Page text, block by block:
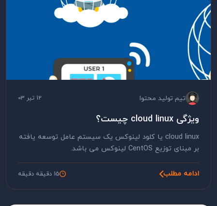
تیم تولید محتوا 12 تیر 03
ویژگی cloud linux چیست؟
cloud linux یا کلود لینوکس یک سیستم عامل توسعه یافته
بر مبنای توزیع CentOS لینوکس می باشد.
ادامه مطلب 15 دقیقه دقیقه